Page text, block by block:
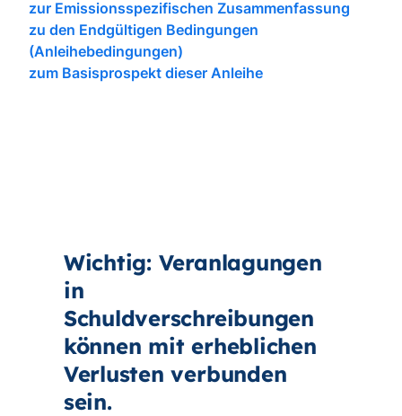
zur Emissionsspezifischen Zusammenfassung
zu den Endgültigen Bedingungen
(Anleihebedingungen)
zum Basisprospekt dieser Anleihe
Wichtig: Veranlagungen
in
Schuldverschreibungen
können mit erheblichen
Verlusten verbunden
sein.